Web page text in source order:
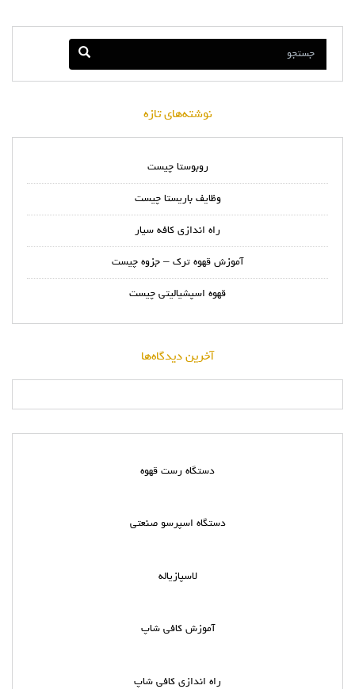
نوشته‌های تازه
روبوستا چیست
وظایف باریستا چیست
راه اندازی کافه سیار
آموزش قهوه ترک – جزوه چیست
قهوه اسپشیالیتی چیست
آخرین دیدگاه‌ها
دستگاه رست قهوه
دستگاه اسپرسو صنعتی
لاسپازیاله
آموزش کافی شاپ
راه اندازی کافی شاپ